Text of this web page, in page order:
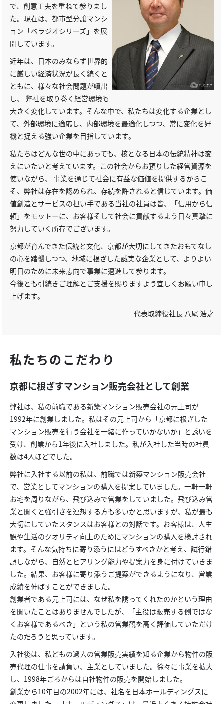
で、創意工夫を重ねて参りまし
た。現在は、都市型分譲マンシ
ョン「ベラジオシリーズ」を展
開しています。
近年は、日本のみならず世界的
に厳しい経済状況が長く続くと
ともに、様々な社会問題が噴出
し、 弊社を取り巻く経営環境も
大きく変化しています。そんな中で、私たちは変化する企業とし
て、外部環境に適応し、内部環境を最適化しつつ、常に変化を好
機と捉える強い企業を目指しています。
私たちはどんな世の中にあっても、核となる日本の伝統精神は変
えにいたいと考えています。この社会からお預りした経営資源を
使いながら、 事業を通じて社会に有益な価値を提供するからこ
そ、弊社は存在を認められ、存続を許されると信じています。価
値創造とサービスの担い手である当社の社員は皆、「信用から信
頼」をモットーに、お客様そして社会に貢献するよう日々真摯に
努力していく所存でございます。
京都が育んできた伝統と文化、京都が大切にしてきたおもてなし
の心を踏襲しつつ、地域に根ざした誠実な企業として、よりよい
明日のために未来志向で事業に邁進して参ります。
今後とも引続きご理解とご支援を賜りますよう宜しくお願い申し
上げます。
代表取締役社長 八尾 浩之
私たちのこだわり
京都に根ざすマンション販売会社として創業
弊社は、私の前職である新築マンション販売会社の元上司が
1992年に創業しました。私はその元上司から「京都に根ざした
マンション販売を行う会社を一緒に作っていかないか」と誘いを
受け、創業から1年後に入社しました。私が入社した当時の社員
数は4人ほどでした。
弊社に入社する以前の私は、前職では新築マンション販売会社
で、営業としてマンションの購入を提案していました。一軒一軒
お宅を周りながら、飛び込みで営業をしていました。飛び込み営
業と聞くと強引さを連想する方も多いかと思いますが、私が最も
大切にしていたスタンスはお客様との対話です。お客様は、人生
観や生活のクオリティ向上のためにマンションの購入を検討され
ます。そんな気持ちに寄り添うにはどうすべきかと考え、試行錯
誤しながら、自然とヒアリング能力や提案力を身に付けていきま
した。結果、お客様に寄り添うご提案ができるようになり、営業
成績を伸ばすことができました。
創業者である元上司には、なぜ私を誘ってくれたのかという理由
を聞いたことはありませんでしたが、「主役は販売する側ではな
くお客様であるべき」という私の営業観を高く評価していただけ
たのだろうと思っています。
入社後は、私どもの過去の営業販売実績を知る企業から物件の販
売代理の仕事を請負い、主業としていました。徐々に事業を拡大
し、1998年ごろからは自社物件の販売を開始しました。
創業から10年目の2002年には、社名を日本ホールディングスに